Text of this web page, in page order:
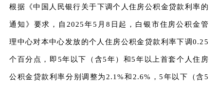
根据《中国人民银行关于下调个人住房公积金贷款利率的
通知》要求，自2025年5月8日起，白银市住房公积金管
理中心对本中心发放的个人住房公积金贷款利率下调0.25
个百分点，即5年以下（含5年）和5年以上首套个人住房
公积金贷款利率分别调整为2.1%和2.6%，5年以下（含5